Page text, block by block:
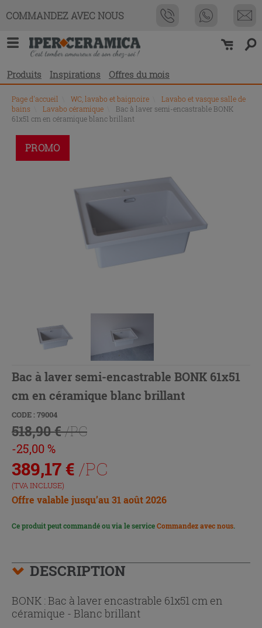
COMMANDEZ AVEC NOUS
Produits Inspirations Offres du mois
Page d'accueil WC, lavabo et baignoire
Lavabo et vasque salle de
bains
Lavabo céramique
Bac à laver semi-encastrable BONK
61x51 cm en céramique blanc brillant
PROMO
Bac à laver semi-encastrable BONK 61x51
cm en céramique blanc brillant
CODE : 79004
518,90 €/PC
-25,00 %
389,17 € /PC
(TVA INCLUSE)
Offre valable jusqu’au 31 août 2026
Ce produit peut commandé ou via le serviceCommandez avec nous.
DESCRIPTION
BONK : Bac à laver encastrable 61x51 cm en
céramique - Blanc brillant